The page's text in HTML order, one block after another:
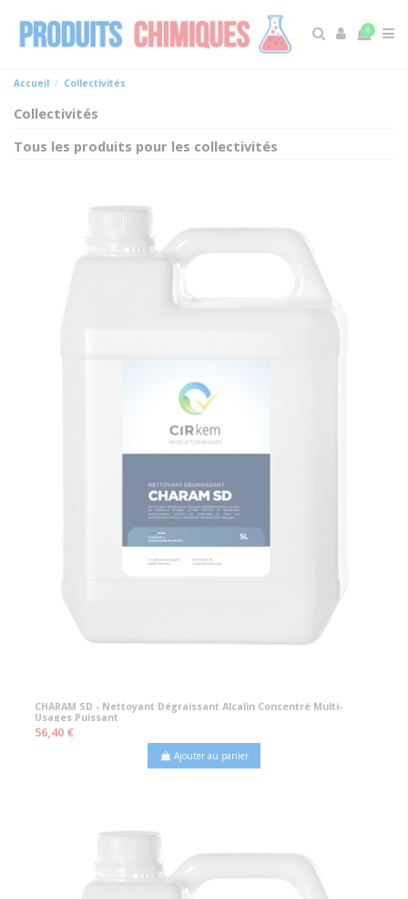
0
Accueil Collectivités
Collectivités
Tous les produits pour les collectivités
CHARAM SD - Nettoyant Dégraissant Alcalin Concentré Multi-
Usages Puissant
56,40 €
Ajouter au panier